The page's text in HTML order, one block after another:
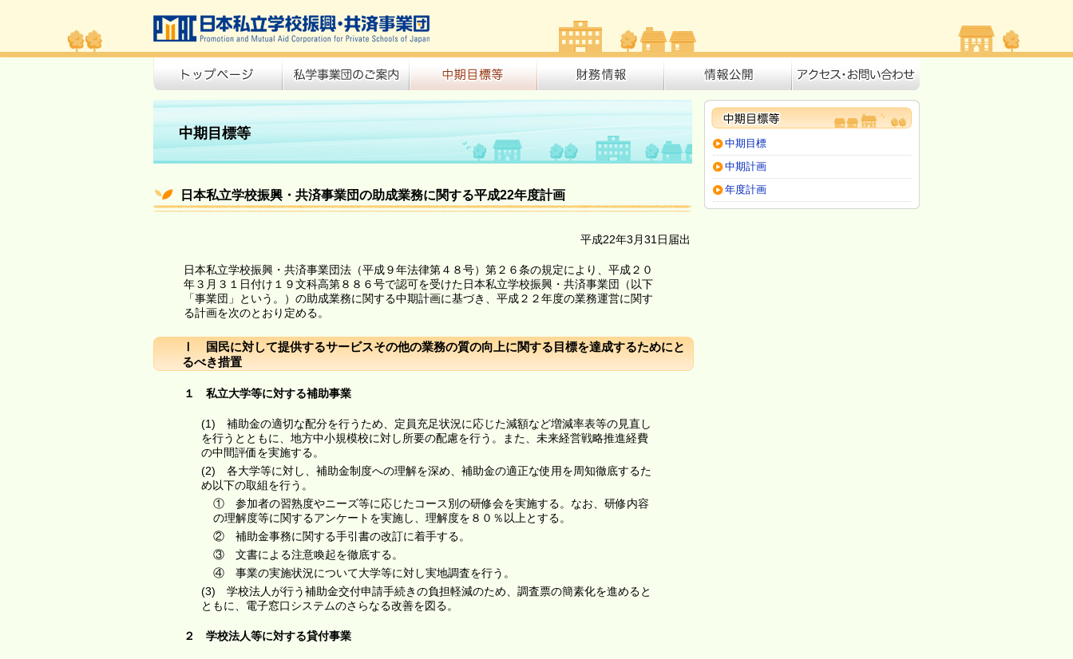
中期目標等
日本私立学校振興・共済事業団の助成業務に関する平成22年度計画
平成22年3月31日届出
日本私立学校振興・共済事業団法（平成９年法律第４８号）第２６条の規定により、平成２０
年３月３１日付け１９文科高第８８６号で認可を受けた日本私立学校振興・共済事業団（以下
「事業団」という。）の助成業務に関する中期計画に基づき、平成２２年度の業務運営に関す
る計画を次のとおり定める。
Ⅰ 国民に対して提供するサービスその他の業務の質の向上に関する目標を達成するためにと
るべき措置
１ 私立大学等に対する補助事業
(1) 補助金の適切な配分を行うため、定員充足状況に応じた減額など増減率表等の見直し
を行うとともに、地方中小規模校に対し所要の配慮を行う。また、未来経営戦略推進経費
の中間評価を実施する。
(2) 各大学等に対し、補助金制度への理解を深め、補助金の適正な使用を周知徹底するた
め以下の取組を行う。
① 参加者の習熟度やニーズ等に応じたコース別の研修会を実施する。なお、研修内容
の理解度等に関するアンケートを実施し、理解度を８０％以上とする。
② 補助金事務に関する手引書の改訂に着手する。
③ 文書による注意喚起を徹底する。
④ 事業の実施状況について大学等に対し実地調査を行う。
(3) 学校法人が行う補助金交付申請手続きの負担軽減のため、調査票の簡素化を進めると
ともに、電子窓口システムのさらなる改善を図る。
２ 学校法人等に対する貸付事業
中期目標
中期計画
年度計画